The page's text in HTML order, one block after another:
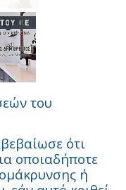
του
ότι
οποιαδήποτε
ή